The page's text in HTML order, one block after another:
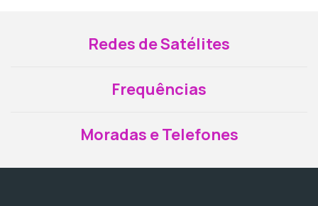
Redes de Satélites
Frequências
Moradas e Telefones